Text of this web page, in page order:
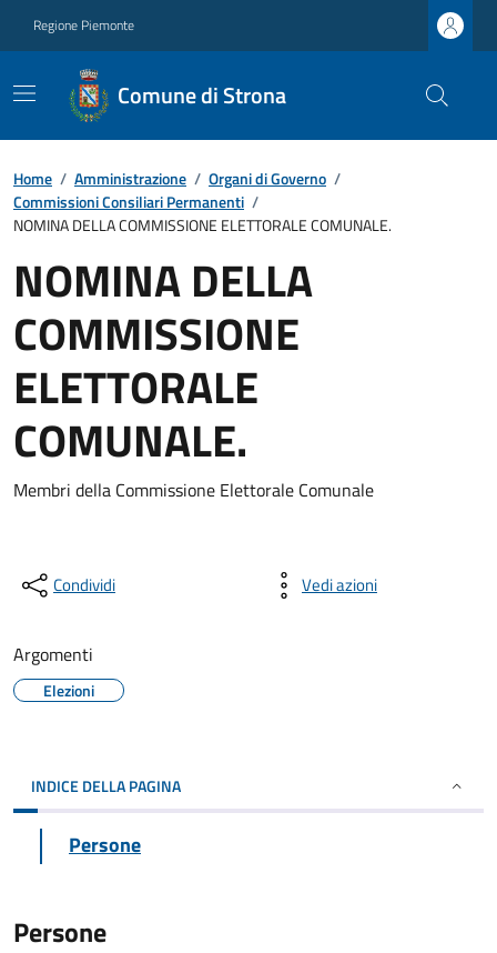
Regione Piemonte
Comune di Strona
Home / Amministrazione / Organi di Governo /
Commissioni Consiliari Permanenti /
NOMINA DELLA COMMISSIONE ELETTORALE COMUNALE.
NOMINA DELLA
COMMISSIONE
ELETTORALE
COMUNALE.
Membri della Commissione Elettorale Comunale
Condividi Vedi azioni
Argomenti
Elezioni
INDICE DELLA PAGINA
Persone
Persone